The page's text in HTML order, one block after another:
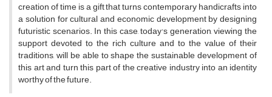
creation of time is a gift that turns contemporary handicrafts into
a solution for cultural and economic development by designing
futuristic scenarios. In this case, today's generation, viewing the
support devoted to the rich culture and to the value of their
traditions, will be able to shape the sustainable development of
this art and turn this part of the creative industry into an identity
worthy of the future.